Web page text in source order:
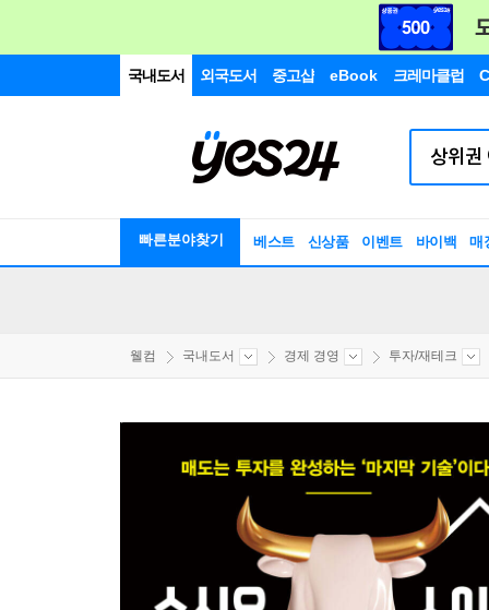
국내도서 외국도서 중고샵 eBook 크레마클럽
빠른분야찾기 베스트 신상품 이벤트 바이백 매
웰컴 국내도서 경제 경영 투자/재테크